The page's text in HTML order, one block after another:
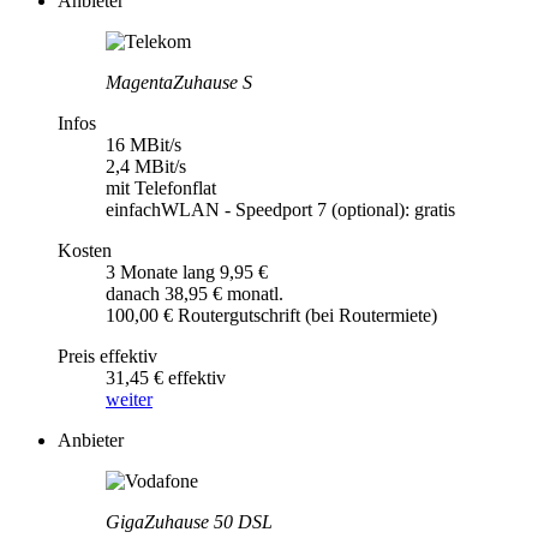
MagentaZuhause S
Infos
16 MBit/s
2,4 MBit/s
mit Telefonflat
einfachWLAN - Speedport 7 (optional): gratis
Kosten
3 Monate lang 9,95 €
danach 38,95 € monatl.
100,00 € Routergutschrift (bei Routermiete)
Preis effektiv
31,45 € effektiv
weiter
Anbieter
GigaZuhause 50 DSL